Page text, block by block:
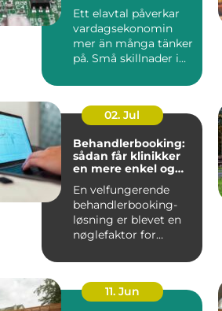
Ett elavtal påverkar
vardagsekonomin
mer än många tänker
på. Små skillnader i
02. Jul
Behandlerbooking:
sådan får klinikker
en mere enkel og
En velfungerende
behandlerbooking-
løsning er blevet en
nøglefaktor for
og beha...
11. Jun